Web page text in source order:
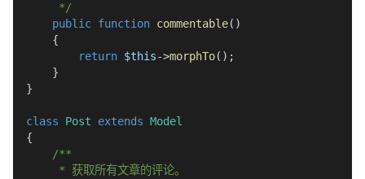
     */
public function commentable( )
{
return $this->morphTo( ) ;
}
}
class Post extends Model
{
/**
     * 获取所有文章的评论。